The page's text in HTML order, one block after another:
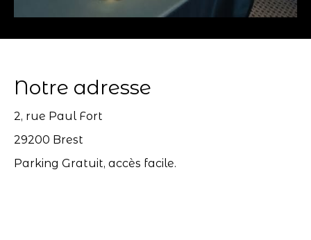
Notre adresse
2, rue Paul Fort
29200 Brest
Parking Gratuit, accès facile.